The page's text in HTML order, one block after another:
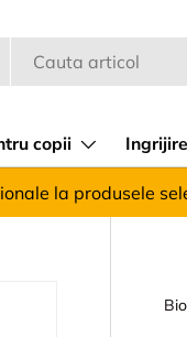
copii
la produsele